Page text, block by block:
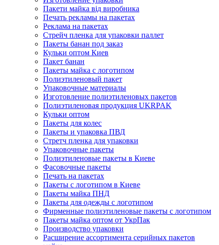
Пакети майка від виробника
Печать рекламы на пакетах
Реклама на пакетах
Стрейч пленка для упаковки паллет
Пакеты банан под заказ
Кульки оптом Киев
Пакет банан
Пакеты майка с логотипом
Полиэтиленовый пакет
Упаковочные материалы
Изготовление полиэтиленовых пакетов
Полиэтиленовая продукция UKRPAK
Кульки оптом
Пакеты для колес
Пакеты и упаковка ПВД
Стретч пленка для упаковки
Упаковочные пакеты
Полиэтиленовые пакеты в Киеве
Фасовочные пакеты
Печать на пакетах
Пакеты с логотипом в Киеве
Пакеты майка ПНД
Пакеты для одежды с логотипом
Фирменные полиэтиленовые пакеты с логотипом
Пакеты майка оптом от УкрПак
Производство упаковки
Расширение ассортимента серийных пакетов